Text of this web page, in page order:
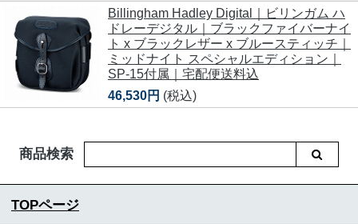
Billingham Hadley Digital｜ビリンガム ハ
ドレーデジタル｜ブラックファイバーナイ
ト x ブラックレザー x ブルースティッチ｜
ミッドナイト スペシャルエディション｜
SP-15付属｜宅配便送料込
46,530円 (税込)
商品検索
TOPページ